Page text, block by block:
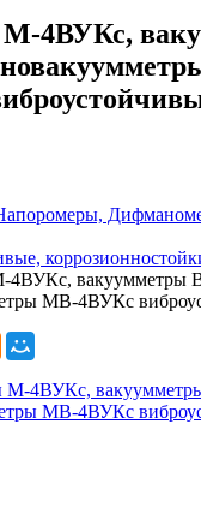
4ВУКс,
вакуумметры
МВ-4ВУКс